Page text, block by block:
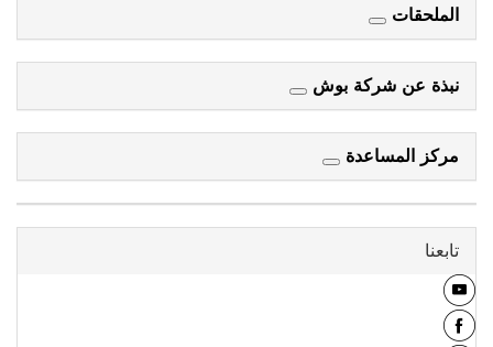
الملحقات
نبذة عن شركة بوش
مركز المساعدة
تابعنا